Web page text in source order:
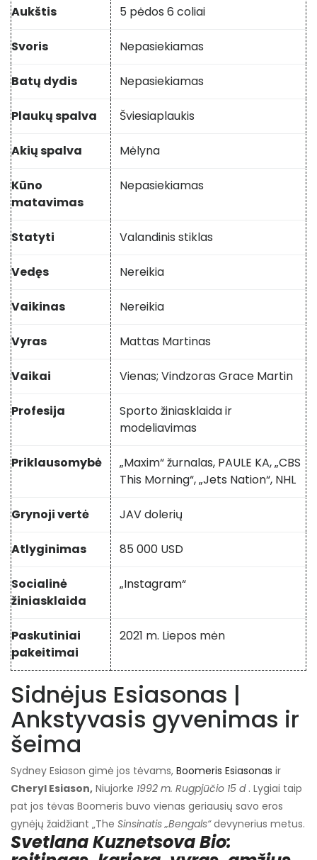
Aukštis 5 pėdos 6 coliai
Svoris Nepasiekiamas
Batų dydis Nepasiekiamas
Plaukų spalva Šviesiaplaukis
Akių spalva Mėlyna
Kūno
matavimas
Nepasiekiamas
Statyti Valandinis stiklas
Vedęs Nereikia
Vaikinas Nereikia
Vyras Mattas Martinas
Vaikai Vienas; Vindzoras Grace Martin
Profesija
Sporto žiniasklaida ir
modeliavimas
Priklausomybė
„Maxim“ žurnalas, PAULE KA, „CBS
This Morning“, „Jets Nation“, NHL
Grynoji vertė JAV dolerių
Atlyginimas 85 000 USD
Socialinė
žiniasklaida
„Instagram“
Paskutiniai
pakeitimai
2021 m. Liepos mėn
Sidnėjus Esiasonas |
Ankstyvasis gyvenimas ir
šeima
Sydney Esiason gimė jos tėvams, Boomeris Esiasonas ir
Cheryl Esiason, Niujorke 1992 m. Rugpjūčio 15 d. Lygiai taip
pat jos tėvas Boomeris buvo vienas geriausių savo eros
gynėjų žaidžiant „The Sinsinatis „Bengals“devynerius metus.
Svetlana Kuznetsova Bio: